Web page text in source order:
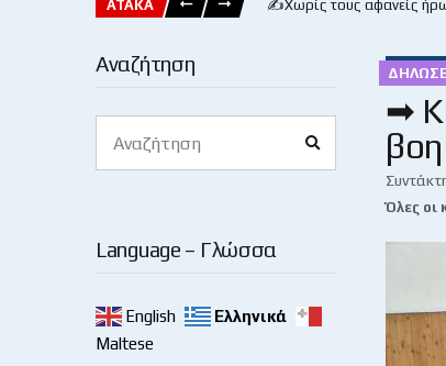
ΑΤΑΚΑ ✍️Χωρίς τους αφανείς
Αναζήτηση
for:
Language – Γλώσσα
English
Ελληνικά
Maltese
➡
Όλες οι